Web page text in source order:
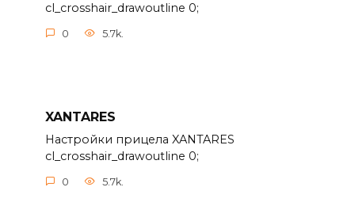
cl_crosshair_drawoutline 0;
0 5.7k.
XANTARES
Настройки прицела XANTARES
cl_crosshair_drawoutline 0;
0 5.7k.